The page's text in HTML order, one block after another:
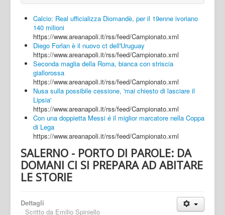
Calcio: Real ufficializza Diomandè, per il 19enne ivoriano
140 milioni
https://www.areanapoli.it/rss/feed/Campionato.xml
Diego Forlan è il nuovo ct dell'Uruguay
https://www.areanapoli.it/rss/feed/Campionato.xml
Seconda maglia della Roma, bianca con striscia
giallorossa
https://www.areanapoli.it/rss/feed/Campionato.xml
Nusa sulla possibile cessione, 'mai chiesto di lasciare il
Lipsia'
https://www.areanapoli.it/rss/feed/Campionato.xml
Con una doppietta Messi é il miglior marcatore nella Coppa
di Lega
https://www.areanapoli.it/rss/feed/Campionato.xml
SALERNO - PORTO DI PAROLE: DA
DOMANI CI SI PREPARA AD ABITARE
LE STORIE
Dettagli
Scritto da Emilio Spiniello